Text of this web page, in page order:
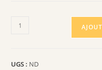
quantité
UGS : ND